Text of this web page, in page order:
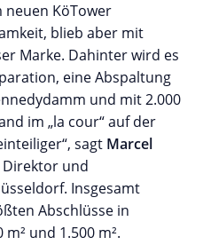
neuen KöTower
blieb aber mit
Marke. Dahinter wird es
eine Abspaltung
und mit 2.000
im „la cour“ auf der
sagt Marcel
und
Insgesamt
Abschlüsse in
und 1.500 m².